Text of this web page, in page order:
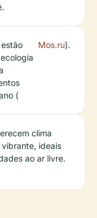
(
Mos.ru).
clima
ideais
ao ar livre.